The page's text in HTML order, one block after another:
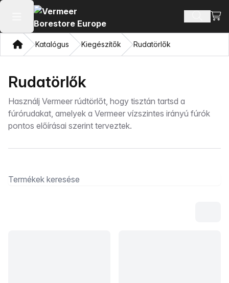
Főmenü megnyitása
OtthonKatalógus Kiegészítők Rudatörlők
Rudatörlők
Használj Vermeer rúdtörlőt, hogy tisztán tartsd a
fúrórudakat, amelyek a Vermeer vízszintes irányú fúrók
pontos előírásai szerint terveztek.